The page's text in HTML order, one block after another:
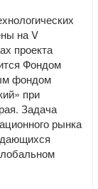
на V
проекта
Фондом
фондом
при
Задача
рынка